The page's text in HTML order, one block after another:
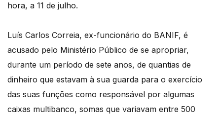
hora, a 11 de julho.
Luís Carlos Correia, ex-funcionário do BANIF, é
acusado pelo Ministério Público de se apropriar,
durante um período de sete anos, de quantias de
dinheiro que estavam à sua guarda para o exercício
das suas funções como responsável por algumas
caixas multibanco, somas que variavam entre 500